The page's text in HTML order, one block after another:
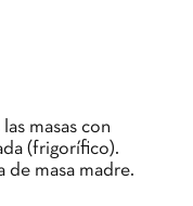
masas con
(frigorífico).
de masa madre.